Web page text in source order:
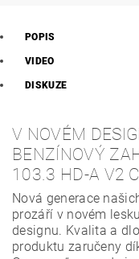
POPIS
VIDEO
DISKUZE
V NOVÉM
BENZÍNOVÝ
103.3 HD-A V2
Nová generace
prozáří v novém
designu. Kvalita a
produktu zaručeny